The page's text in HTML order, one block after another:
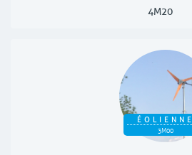
4M20
ÉOLIENNE
3M00